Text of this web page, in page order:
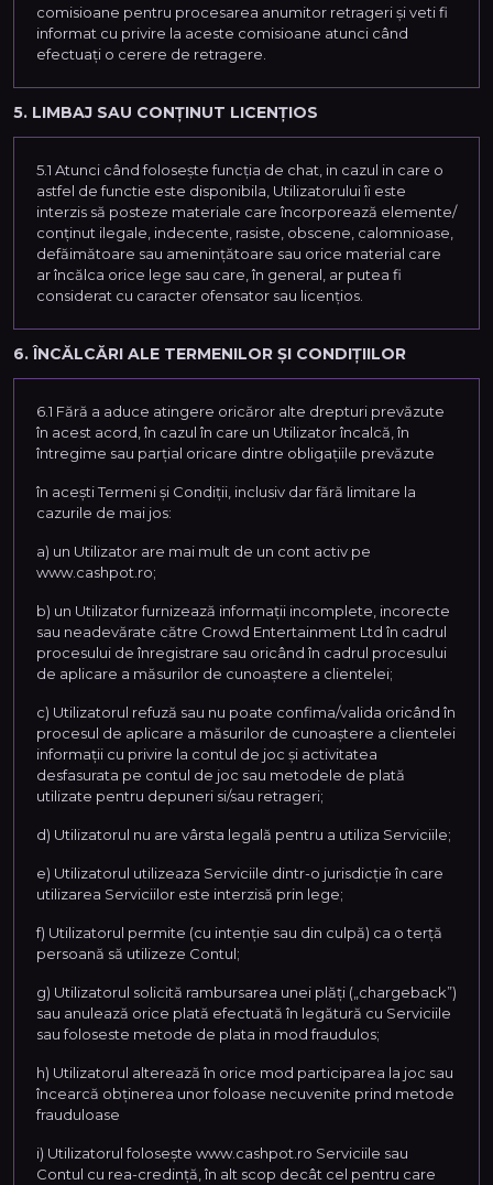
comisioane pentru procesarea anumitor retrageri și veti fi
informat cu privire la aceste comisioane atunci când
efectuați o cerere de retragere.
5. LIMBAJ SAU CONȚINUT LICENȚIOS
5.1 Atunci când folosește funcția de chat, in cazul in care o
astfel de functie este disponibila, Utilizatorului îi este
interzis să posteze materiale care încorporează elemente/
conținut ilegale, indecente, rasiste, obscene, calomnioase,
defăimătoare sau amenințătoare sau orice material care
ar încălca orice lege sau care, în general, ar putea fi
considerat cu caracter ofensator sau licențios.
6. ÎNCĂLCĂRI ALE TERMENILOR ȘI CONDIȚIILOR
6.1 Fără a aduce atingere oricăror alte drepturi prevăzute
în acest acord, în cazul în care un Utilizator încalcă, în
întregime sau parțial oricare dintre obligațiile prevăzute
în acești Termeni și Condiții, inclusiv dar fără limitare la
cazurile de mai jos:
a) un Utilizator are mai mult de un cont activ pe
www.cashpot.ro;
b) un Utilizator furnizează informații incomplete, incorecte
sau neadevărate către Crowd Entertainment Ltd în cadrul
procesului de înregistrare sau oricând în cadrul procesului
de aplicare a măsurilor de cunoaștere a clientelei;
c) Utilizatorul refuză sau nu poate confima/valida oricând în
procesul de aplicare a măsurilor de cunoaștere a clientelei
informații cu privire la contul de joc și activitatea
desfasurata pe contul de joc sau metodele de plată
utilizate pentru depuneri si/sau retrageri;
d) Utilizatorul nu are vârsta legală pentru a utiliza Serviciile;
e) Utilizatorul utilizeaza Serviciile dintr-o jurisdicție în care
utilizarea Serviciilor este interzisă prin lege;
f) Utilizatorul permite (cu intenție sau din culpă) ca o terță
persoană să utilizeze Contul;
g) Utilizatorul solicită rambursarea unei plăți („chargeback”)
sau anulează orice plată efectuată în legătură cu Serviciile
sau foloseste metode de plata in mod fraudulos;
h) Utilizatorul alterează în orice mod participarea la joc sau
încearcă obținerea unor foloase necuvenite prind metode
frauduloase
i) Utilizatorul folosește www.cashpot.ro Serviciile sau
Contul cu rea-credință, în alt scop decât cel pentru care